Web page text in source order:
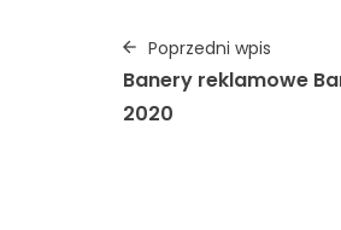
Poprzedni wpis
Banery reklamowe
2020